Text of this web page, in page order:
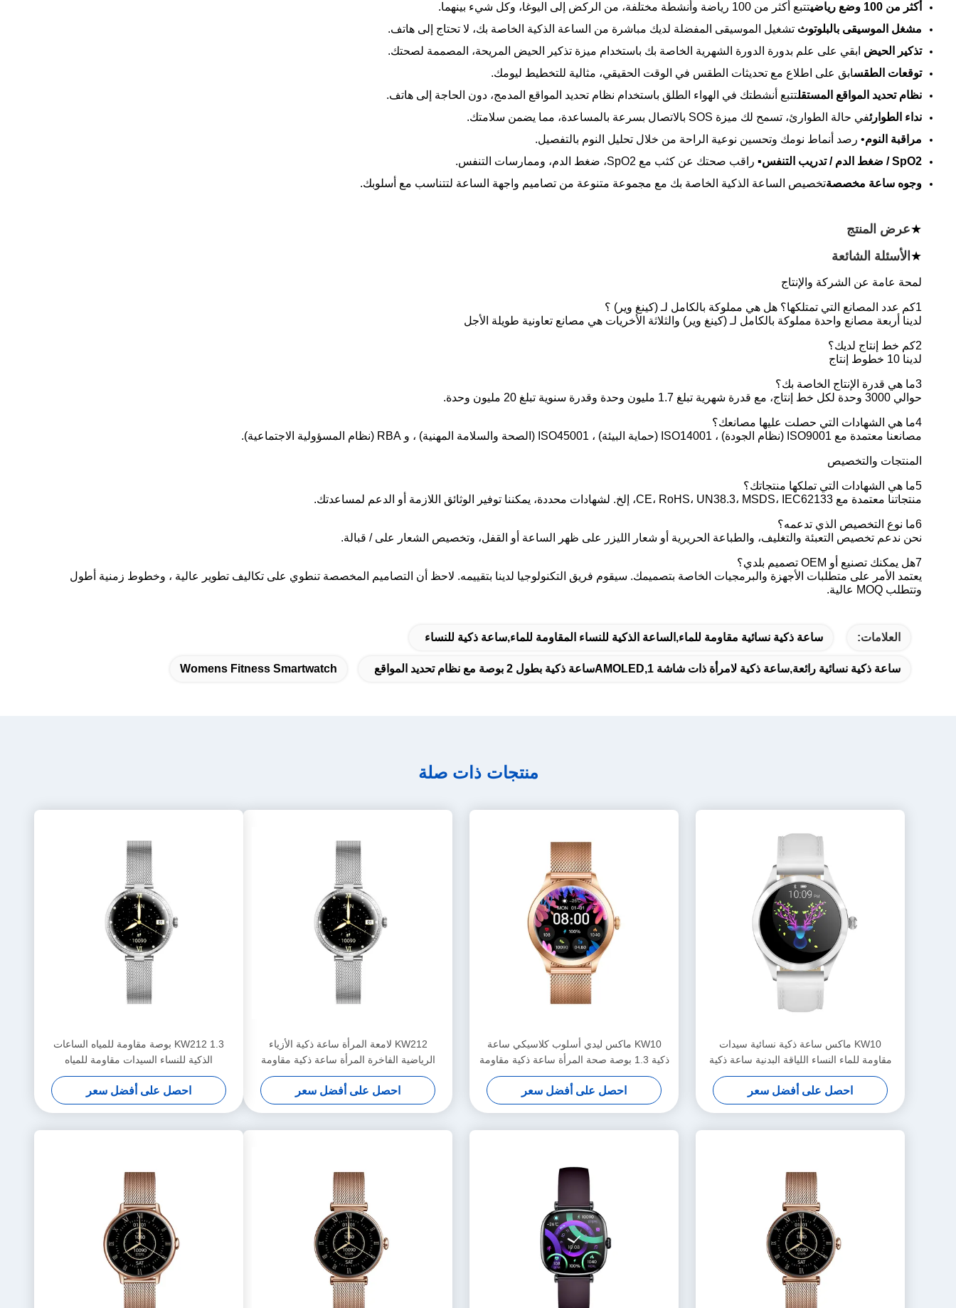
أكثر من 100 وضع رياضي
تتبع أكثر من 100 رياضة وأنشطة مختلفة، من الركض إلى اليوغا، وكل شيء بينهما.
مشغل الموسيقى بالبلوتوث ️ تشغيل الموسيقى المفضلة لديك مباشرة من الساعة الذكية الخاصة بك، لا تحتاج إلى هاتف.
تذكير الحيض ‬ ابقي على علم بدورة الدورة الشهرية الخاصة بك باستخدام ميزة تذكير الحيض المريحة، المصممة لصحتك.
توقعات الطقسابق على اطلاع مع تحديثات الطقس في الوقت الحقيقي، مثالية للتخطيط ليومك.
نظام تحديد المواقع المستقلتتبع أنشطتك في الهواء الطلق باستخدام نظام تحديد المواقع المدمج، دون الحاجة إلى هاتف.
نداء الطوارئفي حالة الطوارئ، تسمح لك ميزة SOS بالاتصال بسرعة بالمساعدة، مما يضمن سلامتك.
مراقبة النوم• رصد أنماط نومك وتحسين نوعية الراحة من خلال تحليل النوم بالتفصيل.
SpO2 / ضغط الدم / تدريب التنفس
▪ راقب صحتك عن كثب مع SpO2، ضغط الدم، وممارسات التنفس.
وجوه ساعة مخصصةتخصيص الساعة الذكية الخاصة بك مع مجموعة متنوعة من تصاميم واجهة الساعة لتتناسب مع أسلوبك.
★عرض المنتج
★ الأسئلة الشائعة
لمحة عامة عن الشركة والإنتاج
1كم عدد المصانع التي تمتلكها؟ هل هي مملوكة بالكامل لـ (كينغ وير) ؟
لدينا أربعة مصانع واحدة مملوكة بالكامل لـ (كينغ وير) والثلاثة الأخريات هي مصانع تعاونية طويلة الأجل
2كم خط إنتاج لديك؟
لدينا 10 خطوط إنتاج
3ما هي قدرة الإنتاج الخاصة بك؟
حوالي 3000 وحدة لكل خط إنتاج، مع قدرة شهرية تبلغ 1.7 مليون وحدة وقدرة سنوية تبلغ 20 مليون وحدة.
4ما هي الشهادات التي حصلت عليها مصانعك؟
مصانعنا معتمدة مع ISO9001 (نظام الجودة) ، ISO14001 (حماية البيئة) ، ISO45001 (الصحة والسلامة المهنية) ، و RBA (نظام المسؤولية الاجتماعية).
المنتجات والتخصيص
5ما هي الشهادات التي تملكها منتجاتك؟
منتجاتنا معتمدة مع CE، RoHS، UN38.3، MSDS، IEC62133، إلخ. لشهادات محددة، يمكننا توفير الوثائق اللازمة أو الدعم لمساعدتك.
6ما نوع التخصيص الذي تدعمه؟
نحن ندعم تخصيص التعبئة والتغليف، والطباعة الحريرية أو شعار الليزر على ظهر الساعة أو القفل، وتخصيص الشعار على / قبالة.
7هل يمكنك تصنيع أو OEM تصميم بلدي؟
يعتمد الأمر على متطلبات الأجهزة والبرمجيات الخاصة بتصميمك. سيقوم فريق التكنولوجيا لدينا بتقييمه. لاحظ أن التصاميم المخصصة تنطوي على تكاليف تطوير عالية ، وخطوط زمنية أطول
وتتطلب MOQ عالية.
العلامات: ساعة ذكية نسائية مقاومة للماء,الساعة الذكية للنساء المقاومة للماء,ساعة ذكية للنساء
ساعة ذكية نسائية رائعة,ساعة ذكية لامرأة ذات شاشة AMOLED,1ساعة ذكية بطول 2 بوصة مع نظام تحديد المواقع Womens Fitness Smartwatch
منتجات ذات صلة
KW10 ماكس ساعة ذكية نسائية سيدات
مقاومة للماء النساء اللياقة البدنية ساعة ذكية
شاشة AMOLED
احصل على أفضل سعر
KW10 ماكس ليدي أسلوب كلاسيكي ساعة
ذكية 1.3 بوصة صحة المرأة ساعة ذكية مقاومة
للماء
احصل على أفضل سعر
KW212 لامعة المرأة ساعة ذكية الأزياء
الرياضية الفاخرة المرأة ساعة ذكية مقاومة
للماء
احصل على أفضل سعر
KW212 1.3 بوصة مقاومة للمياه الساعات
الذكية للنساء السيدات مقاومة للمياه
احصل على أفضل سعر